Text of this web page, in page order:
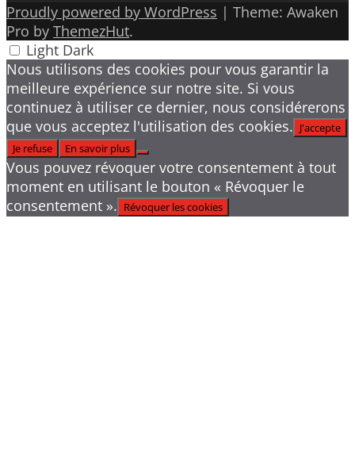
Proudly powered by WordPress | Theme: Awaken
Pro by ThemezHut.
Light Dark
Nous utilisons des cookies pour vous garantir la
meilleure expérience sur notre site. Si vous
continuez à utiliser ce dernier, nous considérerons
que vous acceptez l'utilisation des cookies. J'accepte
Je refuse
En savoir plus
Vous pouvez révoquer votre consentement à tout
moment en utilisant le bouton « Révoquer le
consentement ». Révoquer les cookies